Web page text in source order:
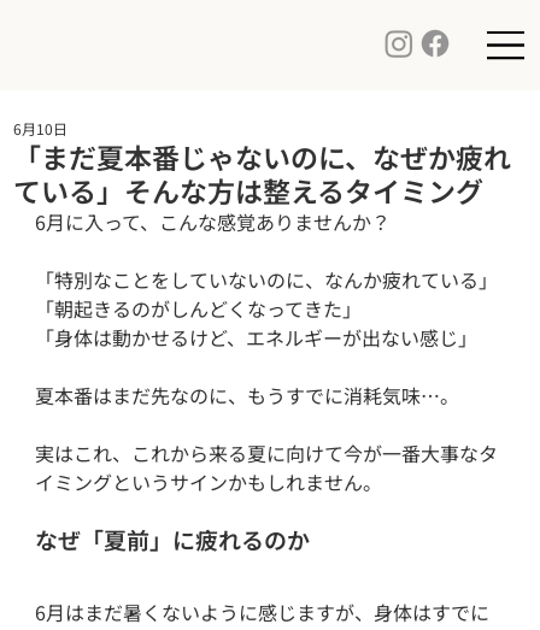
「まだ夏本番じゃないのに、なぜか疲れ
ている」そんな方は整えるタイミング
6月10日
6月に入って、こんな感覚ありませんか？
「特別なことをしていないのに、なんか疲れている」
「朝起きるのがしんどくなってきた」
「身体は動かせるけど、エネルギーが出ない感じ」
夏本番はまだ先なのに、もうすでに消耗気味…。
実はこれ、これから来る夏に向けて今が一番大事なタ
イミングというサインかもしれません。
なぜ「夏前」に疲れるのか
6月はまだ暑くないように感じますが、身体はすでに